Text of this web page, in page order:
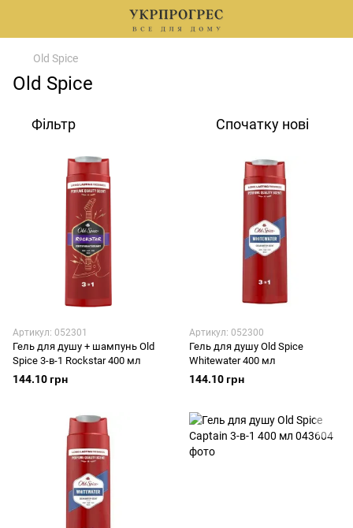
Old Spice
Old Spice
Фільтр Спочатку нові
Артикул: 052301
Гель для душу + шампунь Old
Spice 3-в-1 Rockstar 400 мл
144.10 грн
Артикул: 052300
Гель для душу Old Spice
Whitewater 400 мл
144.10 грн